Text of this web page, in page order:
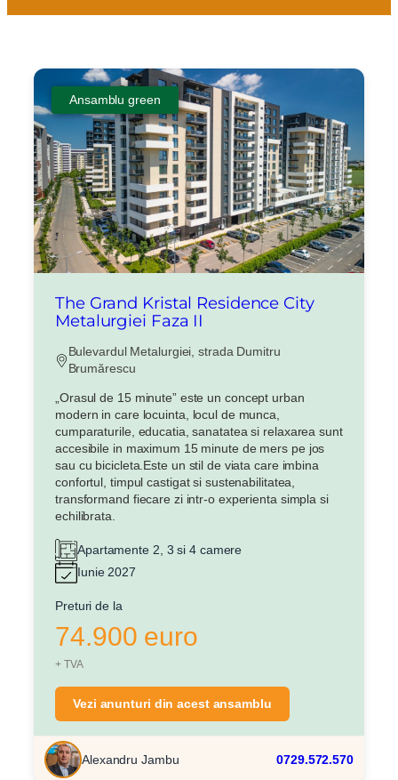
Ansamblu green
The Grand Kristal Residence City
Metalurgiei Faza II
Bulevardul Metalurgiei, strada Dumitru
Brumărescu
„Orasul de 15 minute” este un concept urban
modern in care locuinta, locul de munca,
cumparaturile, educatia, sanatatea si relaxarea sunt
accesibile in maximum 15 minute de mers pe jos
sau cu bicicleta.Este un stil de viata care imbina
confortul, timpul castigat si sustenabilitatea,
transformand fiecare zi intr-o experienta simpla si
echilibrata.
Apartamente 2, 3 si 4 camere
Iunie 2027
Preturi de la
74.900 euro
+ TVA
Vezi anunturi din acest ansamblu
Alexandru Jambu 0729.572.570